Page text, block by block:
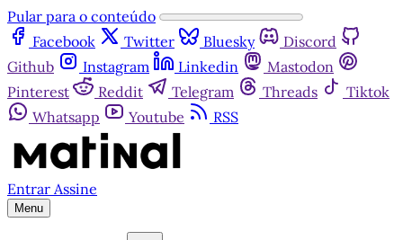
Pular para o conteúdo
Facebook
Twitter Bluesky
Discord
Github
Instagram Linkedin
Mastodon
Pinterest
Reddit Telegram Threads
Tiktok
Whatsapp
Youtube RSS
Entrar Assine
Menu